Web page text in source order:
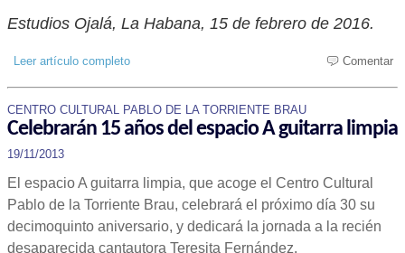
Estudios Ojalá, La Habana, 15 de febrero de 2016.
Leer artículo completo Comentar
CENTRO CULTURAL PABLO DE LA TORRIENTE BRAU
Celebrarán 15 años del espacio A guitarra limpia
19/11/2013
El espacio A guitarra limpia, que acoge el Centro Cultural
Pablo de la Torriente Brau, celebrará el próximo día 30 su
decimoquinto aniversario, y dedicará la jornada a la recién
desaparecida cantautora Teresita Fernández.